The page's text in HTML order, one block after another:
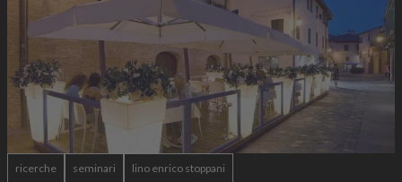
ricerche seminari lino enrico stoppani